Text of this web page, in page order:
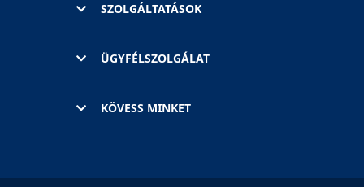
SZOLGÁLTATÁSOK
ÜGYFÉLSZOLGÁLAT
KÖVESS MINKET